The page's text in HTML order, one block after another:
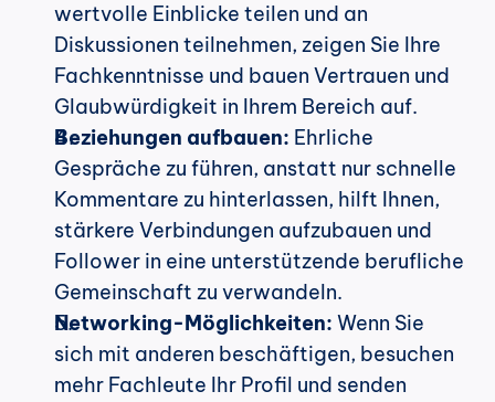
wertvolle Einblicke teilen und an
Diskussionen teilnehmen, zeigen Sie Ihre
Fachkenntnisse und bauen Vertrauen und
Glaubwürdigkeit in Ihrem Bereich auf.
Beziehungen aufbauen: Ehrliche
Gespräche zu führen, anstatt nur schnelle
Kommentare zu hinterlassen, hilft Ihnen,
stärkere Verbindungen aufzubauen und
Follower in eine unterstützende berufliche
Gemeinschaft zu verwandeln.
Networking-Möglichkeiten: Wenn Sie
sich mit anderen beschäftigen, besuchen
mehr Fachleute Ihr Profil und senden